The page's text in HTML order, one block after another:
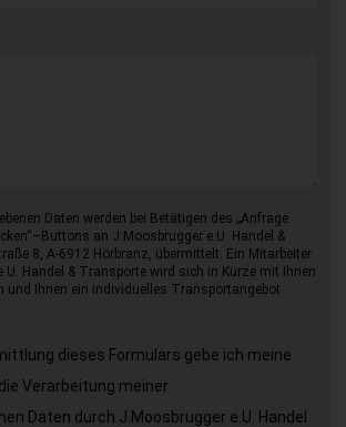
Daten werden bei Betätigen des „Anfrage
an J.Moosbrugger e.U. Handel &
8, A-6912 Hörbranz, übermittelt. Ein Mitarbeiter
Handel & Transporte wird sich in Kürze mit Ihnen
und Ihnen ein individuelles Transportangebot
dieses Formulars gebe ich meine
Verarbeitung meiner
Daten durch J.Moosbrugger e.U. Handel